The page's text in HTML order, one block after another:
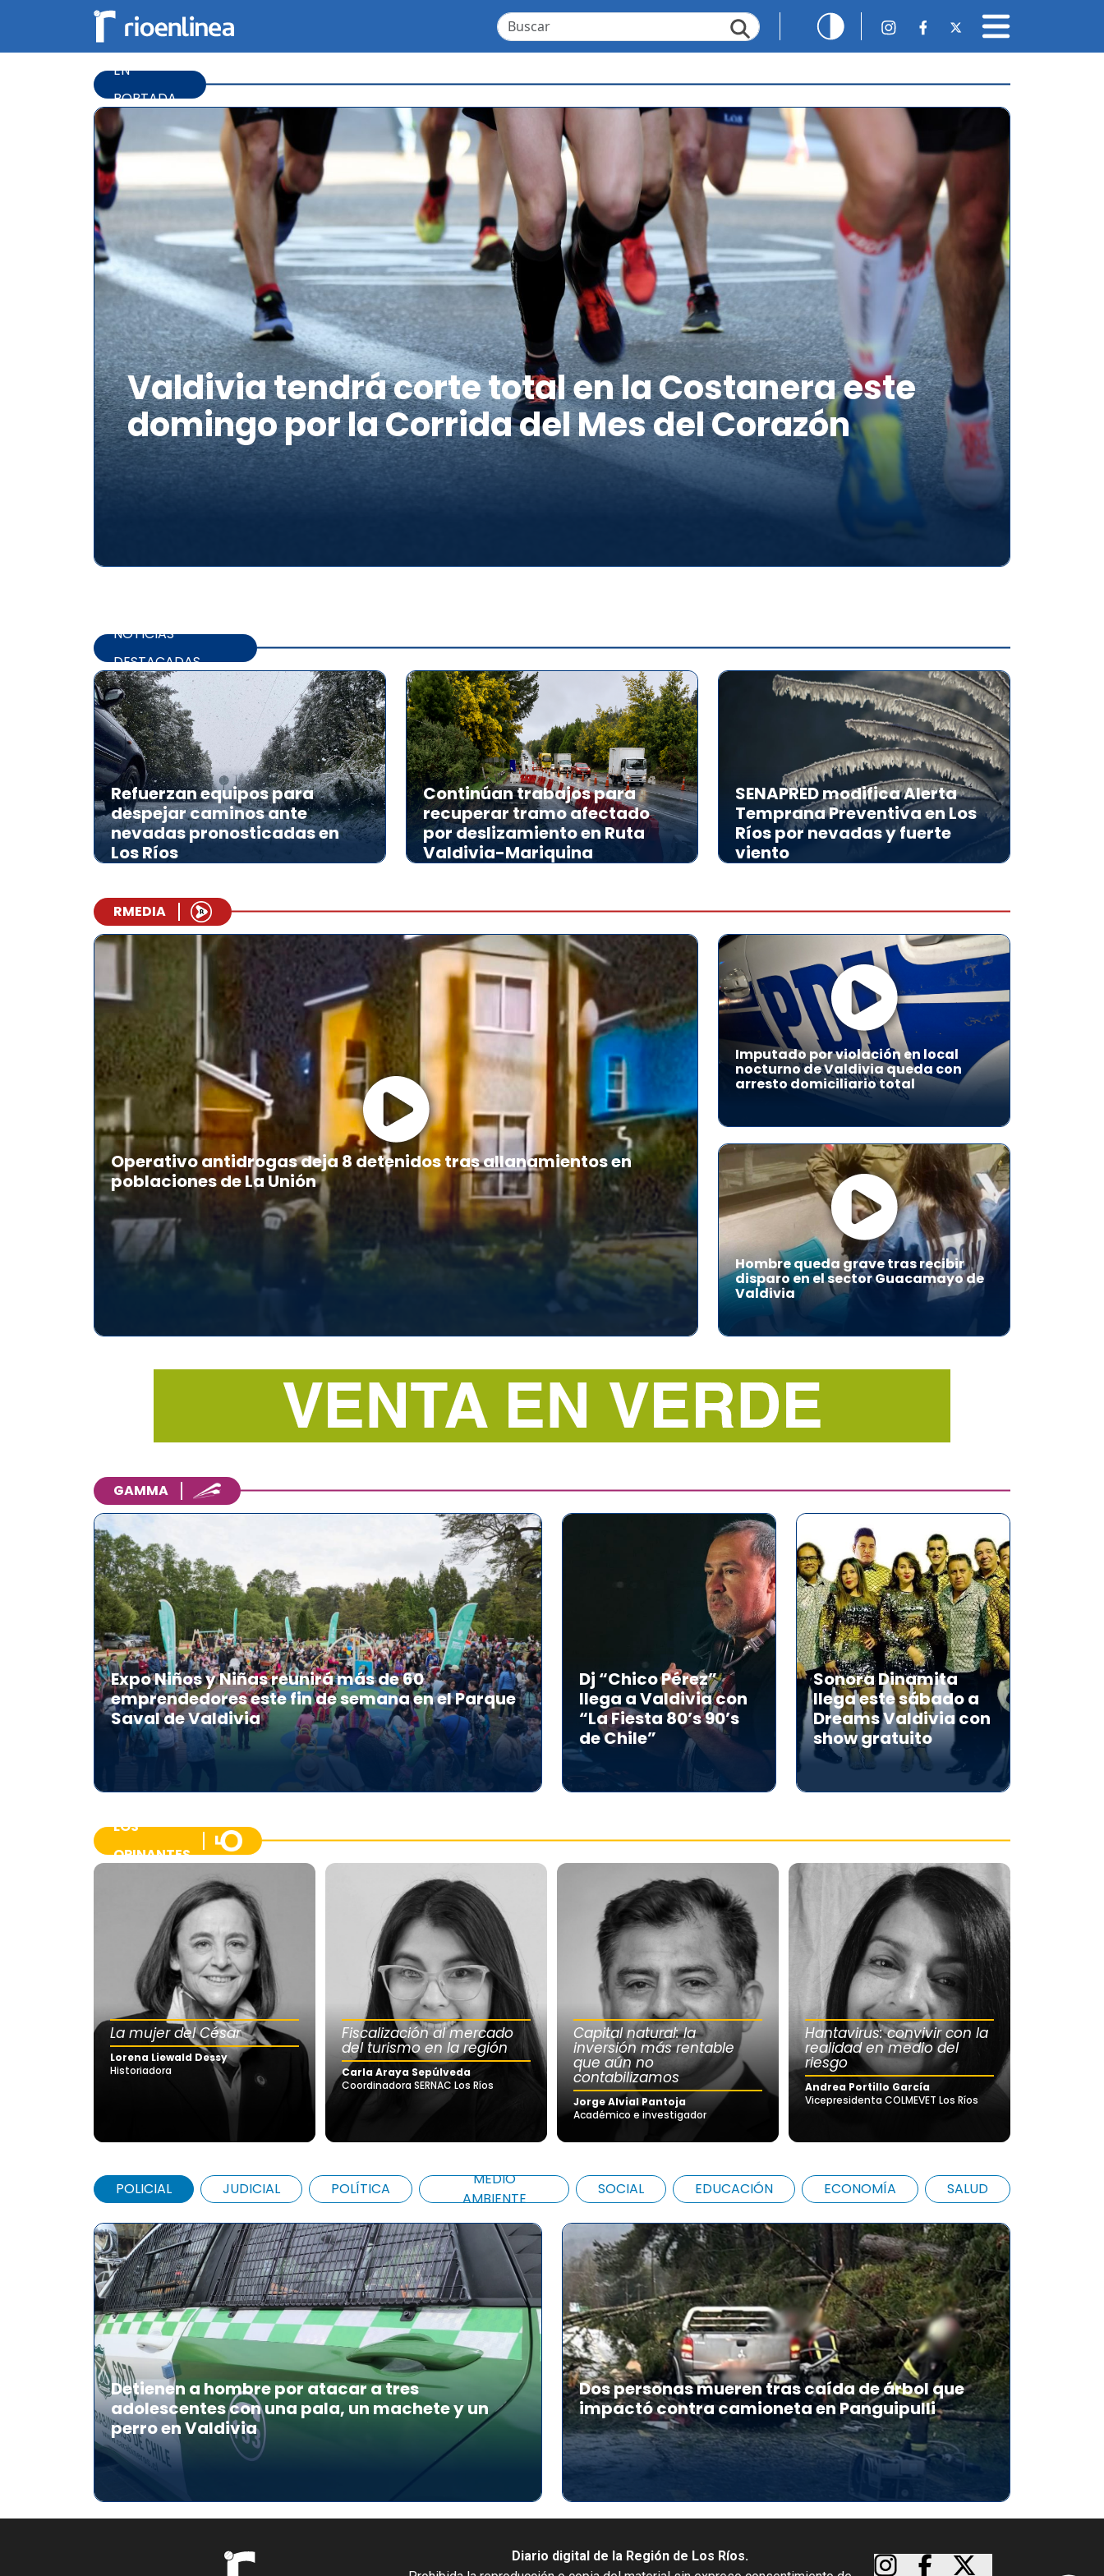
EN
PORTADA
Valdivia tendrá corte total en la Costanera este
domingo por la Corrida del Mes del Corazón
NOTICIAS
DESTACADAS
Refuerzan equipos para
despejar caminos ante
nevadas pronosticadas en
Los Ríos
Continúan trabajos para
recuperar tramo afectado
por deslizamiento en Ruta
Valdivia-Mariquina
SENAPRED modifica Alerta
Temprana Preventiva en Los
Ríos por nevadas y fuerte
viento
RMEDIA
Operativo antidrogas deja 8 detenidos tras allanamientos en
poblaciones de La Unión
Imputado por violación en local
nocturno de Valdivia queda con
arresto domiciliario total
Hombre queda grave tras recibir
disparo en el sector Guacamayo de
Valdivia
GAMMA
Expo Niños y Niñas reunirá más de 60
emprendedores este fin de semana en el Parque
Saval de Valdivia
Dj “Chico Pérez”
llega a Valdivia con
“La Fiesta 80’s 90’s
de Chile”
Sonora Dinamita
llega este sábado a
Dreams Valdivia con
show gratuito
LOS
OPINANTES
La mujer del César
Lorena Liewald Dessy
Historiadora
Fiscalización al mercado
del turismo en la región
Carla Araya Sepúlveda
Coordinadora SERNAC Los Ríos
Capital natural: la
inversión más rentable
que aún no
contabilizamos
Jorge Alvial Pantoja
Académico e investigador
Hantavirus: convivir con la
realidad en medio del
riesgo
Andrea Portillo García
Vicepresidenta COLMEVET Los Ríos
POLICIAL JUDICIAL POLÍTICA
MEDIO
AMBIENTE
SOCIAL EDUCACIÓN ECONOMÍA SALUD
Detienen a hombre por atacar a tres
adolescentes con una pala, un machete y un
perro en Valdivia
Dos personas mueren tras caída de árbol que
impactó contra camioneta en Panguipulli
Diario digital de la Región de Los Ríos.